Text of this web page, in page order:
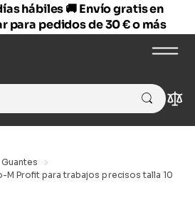
hábiles 🚚 Envío gratis en
para pedidos de 30 € o más
Guantes
M Profit para trabajos precisos talla 10